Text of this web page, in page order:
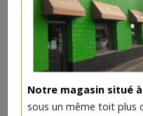
Notre magasin situé
sous un même toit plus